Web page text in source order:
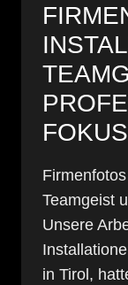
FOKUS
Teamgeist
Unsere
in Tirol,